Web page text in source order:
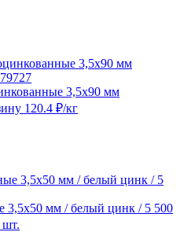
3,5х90 мм
120.4 ₽/кг
3,5х50 мм / белый цинк / 5 500
шт.